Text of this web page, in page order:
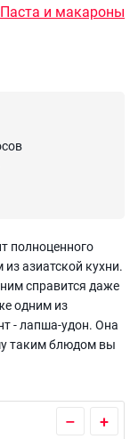
Паста и макароны
полноценного
азиатской кухни.
справится даже
одним из
- лапша-удон. Она
таким блюдом вы
– +